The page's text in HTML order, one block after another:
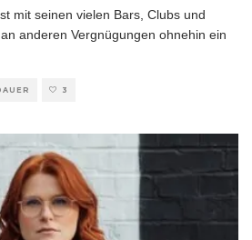
mit seinen vielen Bars, Clubs und
anderen Vergnügungen ohnehin ein
3